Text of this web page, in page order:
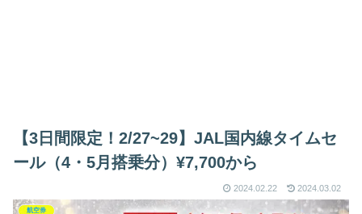
【3日間限定！2/27~29】JAL国内線タイムセ
ール（4・5月搭乗分）¥7,700から
2024.02.22 2024.03.02
航空券